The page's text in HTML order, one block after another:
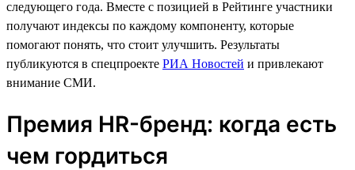
следующего года. Вместе с позицией в Рейтинге участники
получают индексы по каждому компоненту, которые
помогают понять, что стоит улучшить. Результаты
публикуются в спецпроекте РИА Новостей и привлекают
внимание СМИ.
Премия HR-бренд: когда есть
чем гордиться